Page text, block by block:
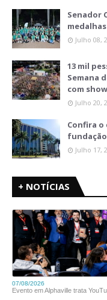
Senador
Julho 08,
13 mil
Semana
com
Julho 20,
Confira
Julho 17,
+ NOTÍCIAS